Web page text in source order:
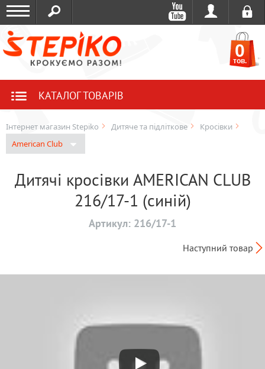
0
тов.
КАТАЛОГ ТОВАРІВ
Інтернет магазин Stepiko Дитяче та підліткове
Кросівки
American Club
Дитячі кросівки AMERICAN CLUB
216/17-1 (синій)
Артикул: 216/17-1
Наступний товар